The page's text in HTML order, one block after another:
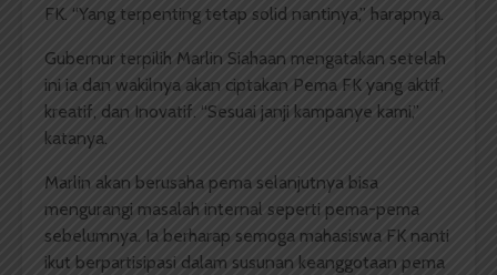
FK. “Yang terpenting tetap solid nantinya,” harapnya.
Gubernur terpilih Marlin Siahaan mengatakan setelah
ini ia dan wakilnya akan ciptakan Pema FK yang aktif,
kreatif, dan Inovatif. “Sesuai janji kampanye kami,”
katanya.
Marlin akan berusaha pema selanjutnya bisa
mengurangi masalah internal seperti pema-pema
sebelumnya. Ia berharap semoga mahasiswa FK nanti
ikut berpartisipasi dalam susunan keanggotaan pema